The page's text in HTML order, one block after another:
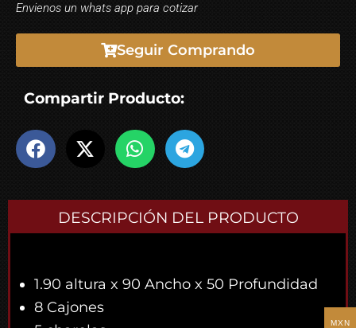
Envienos un whats app para cotizar
Seguir Comprando
Compartir Producto:
DESCRIPCIÓN DEL PRODUCTO
1.90 altura x 90 Ancho x 50 Profundidad
8 Cajones
MXN